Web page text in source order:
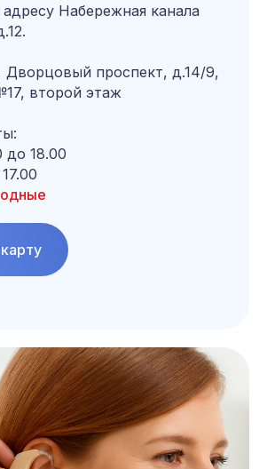
Набережная канала
Дворцовый проспект, д.14/9,
второй этаж
до 18.00